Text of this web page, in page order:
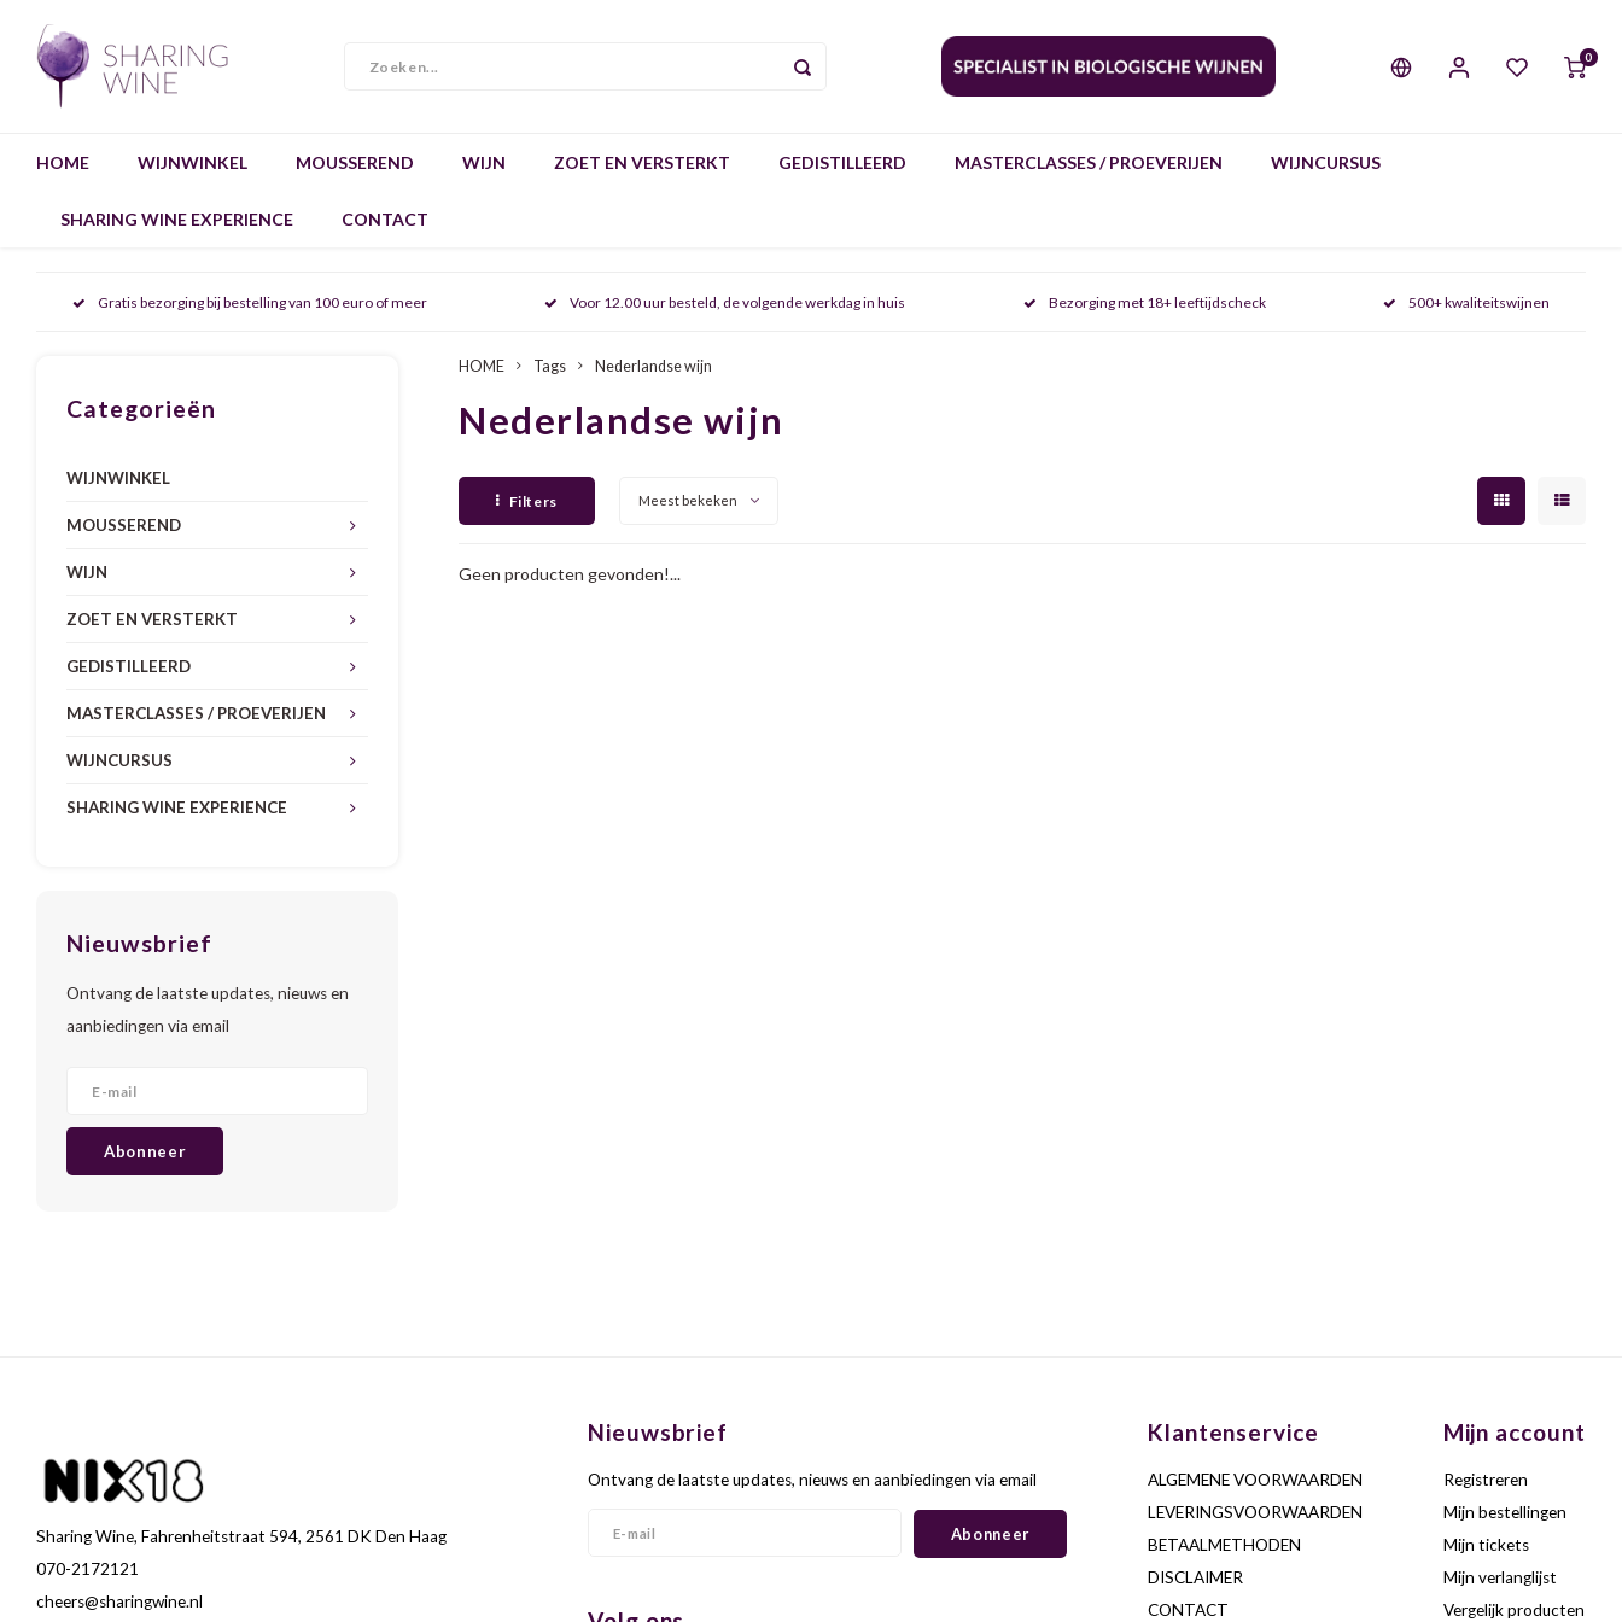
0
HOME WIJNWINKEL MOUSSEREND WIJN ZOET EN VERSTERKT GEDISTILLEERD MASTERCLASSES / PROEVERIJEN WIJNCURSUS
SHARING WINE EXPERIENCE CONTACT
Gratis bezorging bij bestelling van 100 euro of meer Voor 12.00 uur besteld, de volgende werkdag in huis Bezorging met 18+ leeftijdscheck 500+ kwaliteitswijnen
Categorieën
WIJNWINKEL
MOUSSEREND
WIJN
ZOET EN VERSTERKT
GEDISTILLEERD
MASTERCLASSES / PROEVERIJEN
WIJNCURSUS
SHARING WINE EXPERIENCE
Nieuwsbrief
Ontvang de laatste updates, nieuws en
aanbiedingen via email
Abonneer
HOME Tags Nederlandse wijn
Nederlandse wijn
Filters Meest bekeken
Geen producten gevonden!...
Sharing Wine, Fahrenheitstraat 594, 2561 DK Den Haag
070-2172121
cheers@sharingwine.nl
Nieuwsbrief
Ontvang de laatste updates, nieuws en aanbiedingen via email
Abonneer
Klantenservice
ALGEMENE VOORWAARDEN
LEVERINGSVOORWAARDEN
BETAALMETHODEN
DISCLAIMER
CONTACT
Mijn account
Registreren
Mijn bestellingen
Mijn tickets
Mijn verlanglijst
Vergelijk producten